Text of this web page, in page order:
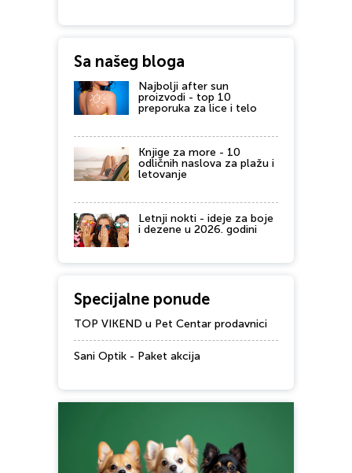
Sa našeg bloga
Najbolji after sun
proizvodi - top 10
preporuka za lice i telo
Knjige za more - 10
odličnih naslova za plažu i
letovanje
Letnji nokti - ideje za boje
i dezene u 2026. godini
Specijalne ponude
TOP VIKEND u Pet Centar prodavnici
Sani Optik - Paket akcija